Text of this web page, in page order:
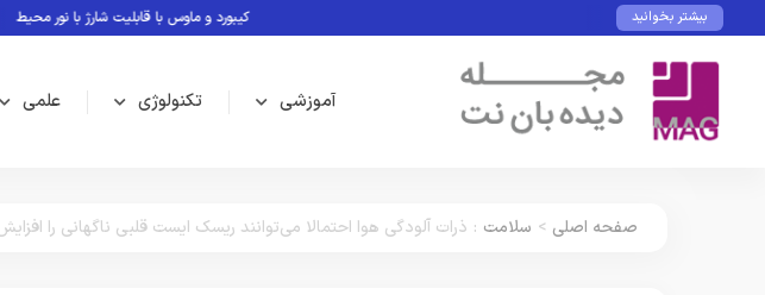
بیشتر بخوانید کیبورد و ماوس با قابلیت شارژ با نور محیط
آموزشی تکنولوژی علمی
صفحه اصلی > سلامت : ذرات آلودگی هوا احتمالا می‌توانند ریسک ایست قلبی ناگهانی را